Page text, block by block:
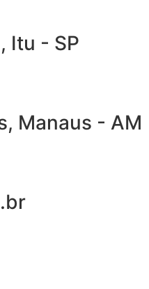
Itu - SP
Manaus - AM